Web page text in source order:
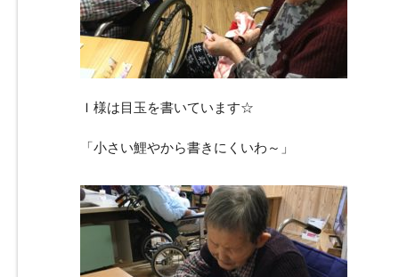
Ｉ様は目玉を書いています☆
「小さい鯉やから書きにくいわ～」